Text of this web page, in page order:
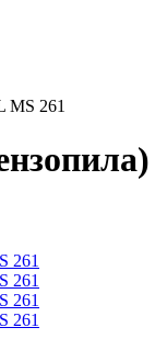
MS 261